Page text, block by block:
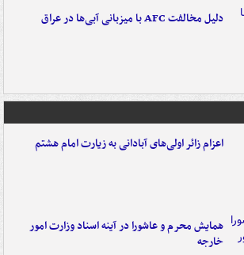
دلیل مخالفت AFC با میزبانی آبی‌ها در عراق
اعزام زائر اولی‌های آبادانی به زیارت امام هشتم
همایش محرم و عاشورا در آینه اسناد وزارت امور
خارجه